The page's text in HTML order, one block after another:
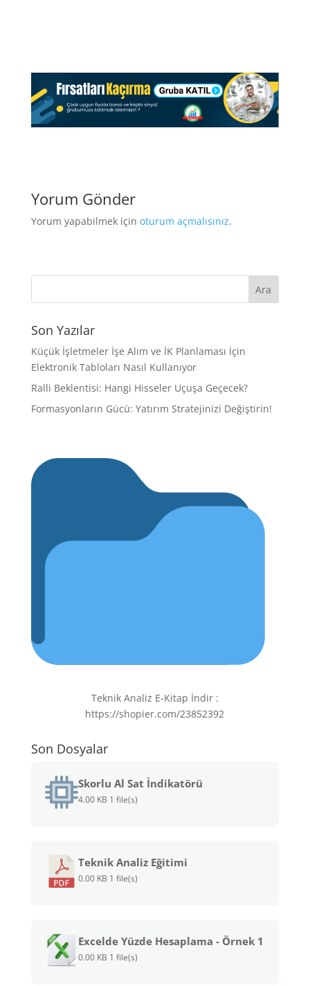
Yorum Gönder
Yorum yapabilmek için oturum açmalısınız.
Son Yazılar
Küçük İşletmeler İşe Alım ve İK Planlaması İçin
Elektronik Tabloları Nasıl Kullanıyor
Ralli Beklentisi: Hangi Hisseler Uçuşa Geçecek?
Formasyonların Gücü: Yatırım Stratejinizi Değiştirin!
Teknik Analiz E-Kitap İndir :
https://shopier.com/23852392
Son Dosyalar
Skorlu Al Sat İndikatörü
4.00 KB 1 file(s)
Teknik Analiz Eğitimi
0.00 KB 1 file(s)
Excelde Yüzde Hesaplama - Örnek 1
0.00 KB 1 file(s)